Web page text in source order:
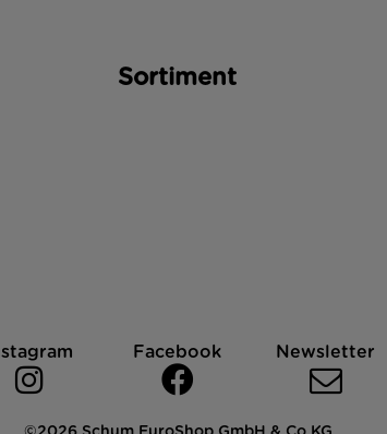
Sortiment
Facebook Newsletter